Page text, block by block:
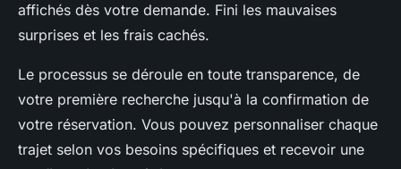
affichés dès votre demande. Fini les mauvaises
surprises et les frais cachés.
Le processus se déroule en toute transparence, de
votre première recherche jusqu'à la confirmation de
votre réservation. Vous pouvez personnaliser chaque
trajet selon vos besoins spécifiques et recevoir une